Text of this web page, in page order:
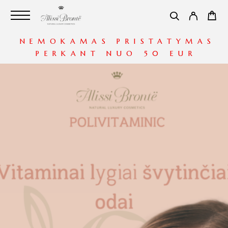
NEMOKAMAS PRISTATYMAS
PERKANT NUO 50 EUR